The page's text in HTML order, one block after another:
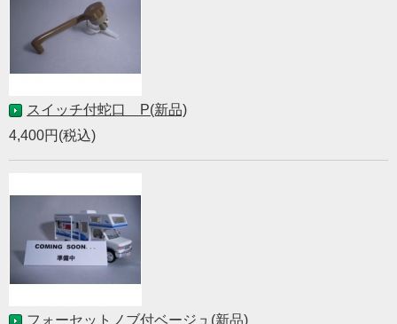
スイッチ付蛇口 P(新品)
4,400円(税込)
フォーセットノブ付ベージュ(新品)